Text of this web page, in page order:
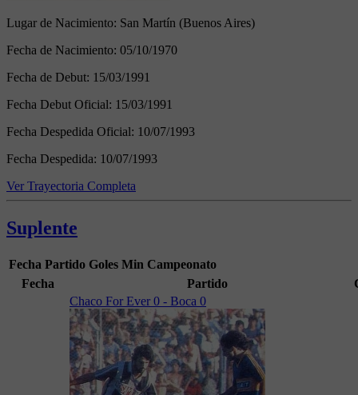
Lugar de Nacimiento: San Martín (Buenos Aires)
Fecha de Nacimiento: 05/10/1970
Fecha de Debut: 15/03/1991
Fecha Debut Oficial: 15/03/1991
Fecha Despedida Oficial: 10/07/1993
Fecha Despedida: 10/07/1993
Ver Trayectoria Completa
Suplente
Fecha Partido Goles Min Campeonato
Fecha
Partido
Chaco For Ever 0 - Boca 0